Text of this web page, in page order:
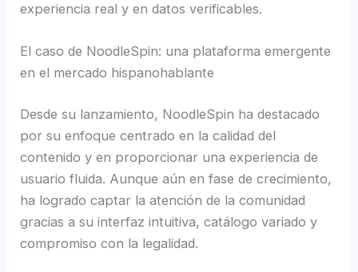
experiencia real y en datos verificables.
El caso de NoodleSpin: una plataforma emergente
en el mercado hispanohablante
Desde su lanzamiento, NoodleSpin ha destacado
por su enfoque centrado en la calidad del
contenido y en proporcionar una experiencia de
usuario fluida. Aunque aún en fase de crecimiento,
ha logrado captar la atención de la comunidad
gracias a su interfaz intuitiva, catálogo variado y
compromiso con la legalidad.